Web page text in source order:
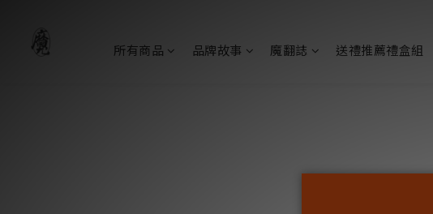
所有商品 品牌故事 魔翻誌 送禮推薦禮盒組